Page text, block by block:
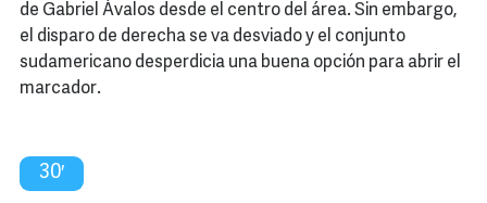
de Gabriel Ávalos desde el centro del área. Sin embargo,
el disparo de derecha se va desviado y el conjunto
sudamericano desperdicia una buena opción para abrir el
marcador.
30′